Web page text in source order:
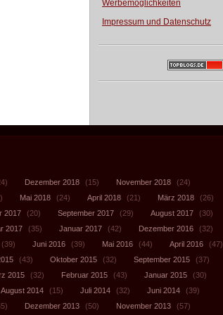
Werbemöglichkeiten
Impressum und Datenschutz
Dezember 2018 (15) November 2018
(24)
Mai 2018 (24) April 2018 (21) März 2018
(26)
2017 (20) September 2017 (29) August 2017
(30)
2017 (35) Januar 2017 (42) Dezember 2016
(32)
(39) Juni 2016 (39) Mai 2016 (44) April 2016
(47)
(43) Oktober 2015 (32) September 2015
(37)
2015 (32) Februar 2015 (43) Januar 2015
(30)
August 2014 (15) Juli 2014 (32) Juni 2014
(39)
Dezember 2013 (50) November 2013 (57)